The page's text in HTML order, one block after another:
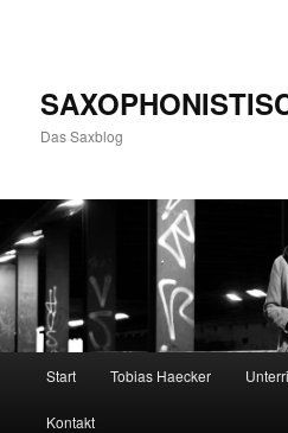
Das Saxblog
Start Tobias Haecker
Kontakt